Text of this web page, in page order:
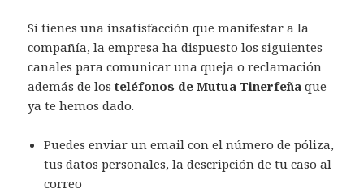
Si tienes una insatisfacción que manifestar a la
compañía, la empresa ha dispuesto los siguientes
canales para comunicar una queja o reclamación
además de losteléfonos de Mutua Tinerfeñaque
ya te hemos dado.
Puedes enviar un email con el número de póliza,
tus datos personales, la descripción de tu caso al
correo